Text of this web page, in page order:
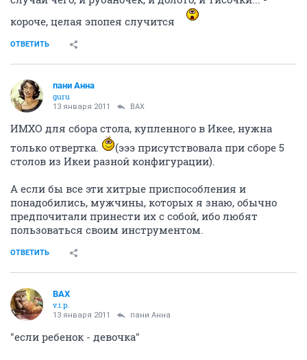
короче, целая эпопея случится
ОТВЕТИТЬ
пани Анна
guru
13 января 2011 ВАХ
ИМХО для сбора стола, купленного в Икее, нужна
только отвертка.
(эээ присутствовала при сборе 5
столов из Икеи разной конфигурации).
А если бы все эти хитрые приспособления и
понадобились, мужчины, которых я знаю, обычно
предпочитали принести их с собой, ибо любят
пользоваться своим инструментом.
ОТВЕТИТЬ
ВАХ
v.i.p.
13 января 2011 пани Анна
"если ребенок - девочка"